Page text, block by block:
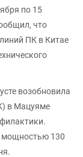
по 15
что
ПК в Китае
возобновила
в Мацуяме
мощностью 130